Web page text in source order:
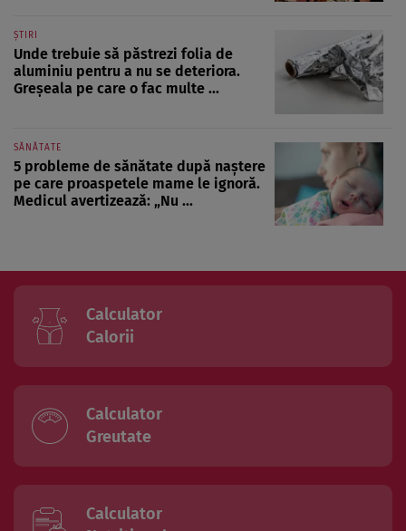
ȘTIRI
Unde trebuie să păstrezi folia de
aluminiu pentru a nu se deteriora.
Greșeala pe care o fac multe ...
SĂNĂTATE
5 probleme de sănătate după naștere
pe care proaspetele mame le ignoră.
Medicul avertizează: „Nu ...
Calculator
Calorii
Calculator
Greutate
Calculator